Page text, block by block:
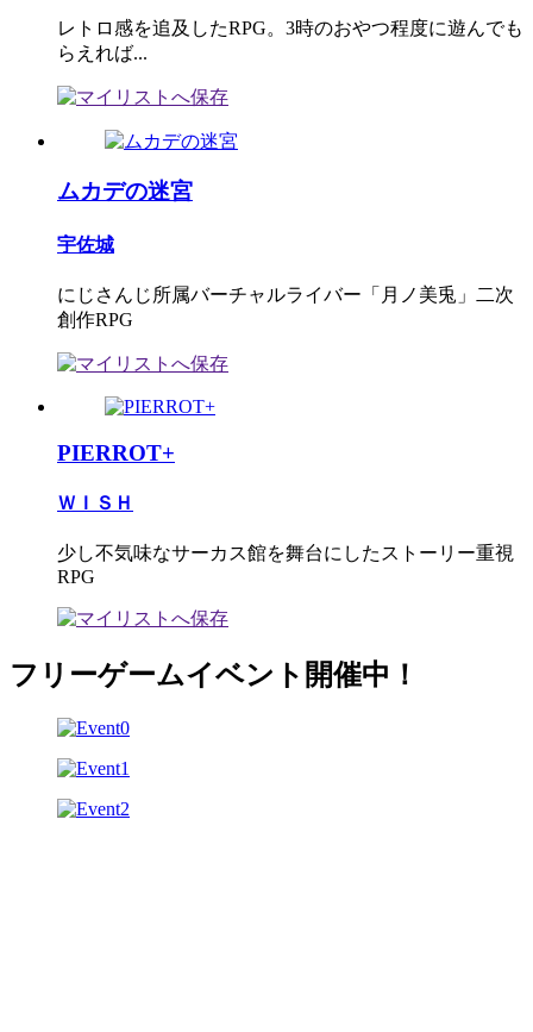
レトロ感を追及したRPG。3時のおやつ程度に遊んでも
らえれば...
ムカデの迷宮
宇佐城
にじさんじ所属バーチャルライバー「月ノ美兎」二次
創作RPG
PIERROT+
ＷＩＳＨ
少し不気味なサーカス館を舞台にしたストーリー重視
RPG
フリーゲームイベント開催中！